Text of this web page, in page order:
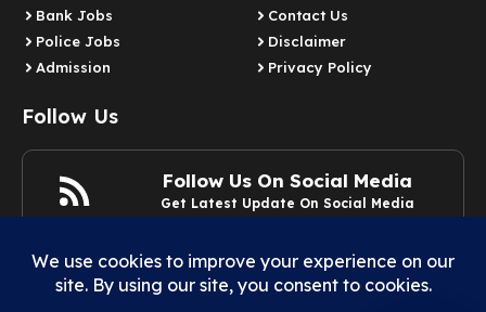
Bank Jobs
Police Jobs
Admission
Contact Us
Disclaimer
Privacy Policy
Follow Us
Follow Us On Social Media
Get Latest Update On Social Media